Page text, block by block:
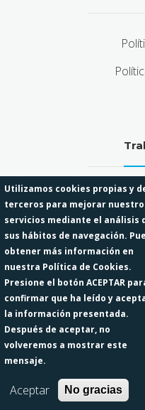
Odisean
Utilizamos cookies propias y
terceros para mejorar
servicios mediante el análisis
sus hábitos de navegación.
obtener más información en
nuestra Política de Cookies.
Presione el botón ACEPTAR
confirmar que ha leído y
la información presentada.
Después de aceptar, no
volveremos a mostrar este
mensaje.
Aceptar No gracias